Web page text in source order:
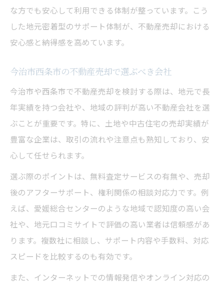
な方でも安心して利用できる体制が整っています。こう
した地元密着型のサポート体制が、不動産売却における
安心感と納得感を高めています。
今治市西条市の不動産売却で選ぶべき会社
今治市や西条市で不動産売却を検討する際は、地元で長
年実績を持つ会社や、地域の評判が高い不動産会社を選
ぶことが重要です。特に、土地や中古住宅の売却実績が
豊富な企業は、取引の流れや注意点も熟知しており、安
心して任せられます。
選ぶ際のポイントは、無料査定サービスの有無や、売却
後のアフターサポート、権利関係の相談対応力です。例
えば、愛媛総合センターのような地域で認知度の高い会
社や、地元口コミサイトで評価の高い業者は信頼感があ
ります。複数社に相談し、サポート内容や手数料、対応
スピードを比較するのも有効です。
また、インターネットでの情報発信やオンライン対応の